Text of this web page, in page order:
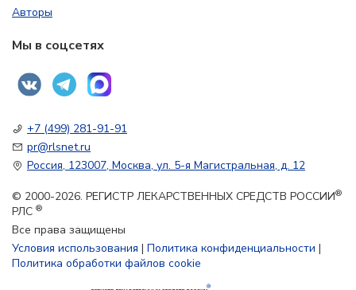
Авторы
Мы в соцсетях
+7 (499) 281-91-91
pr@rlsnet.ru
Россия, 123007, Москва, ул. 5-я Магистральная, д. 12
© 2000-2026. РЕГИСТР ЛЕКАРСТВЕННЫХ СРЕДСТВ РОССИИ®
РЛС ®
Все права защищены
Условия использования | Политика конфиденциальности |
Политика обработки файлов cookie